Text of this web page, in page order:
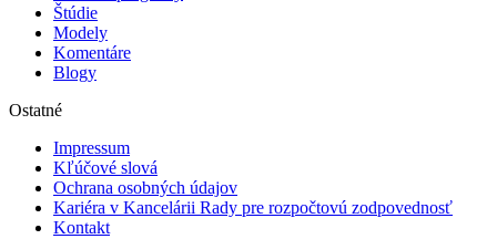
Štúdie
Modely
Komentáre
Blogy
Ostatné
Impressum
Kľúčové slová
Ochrana osobných údajov
Kariéra v Kancelárii Rady pre rozpočtovú zodpovednosť
Kontakt